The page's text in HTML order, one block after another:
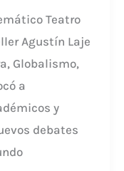
Teatro
Agustín Laje
Globalismo,
a
y
debates